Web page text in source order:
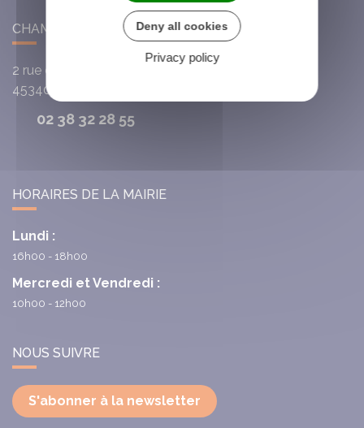
CHAMBON-LA-FÔRET
2 rue du Cardinal de la Luzerne
45340
02 38 32 28 55
HORAIRES DE LA MAIRIE
Lundi :
16h00 - 18h00
Mercredi et Vendredi :
10h00 - 12h00
NOUS SUIVRE
S'abonner à la newsletter
Deny all cookies
Privacy policy